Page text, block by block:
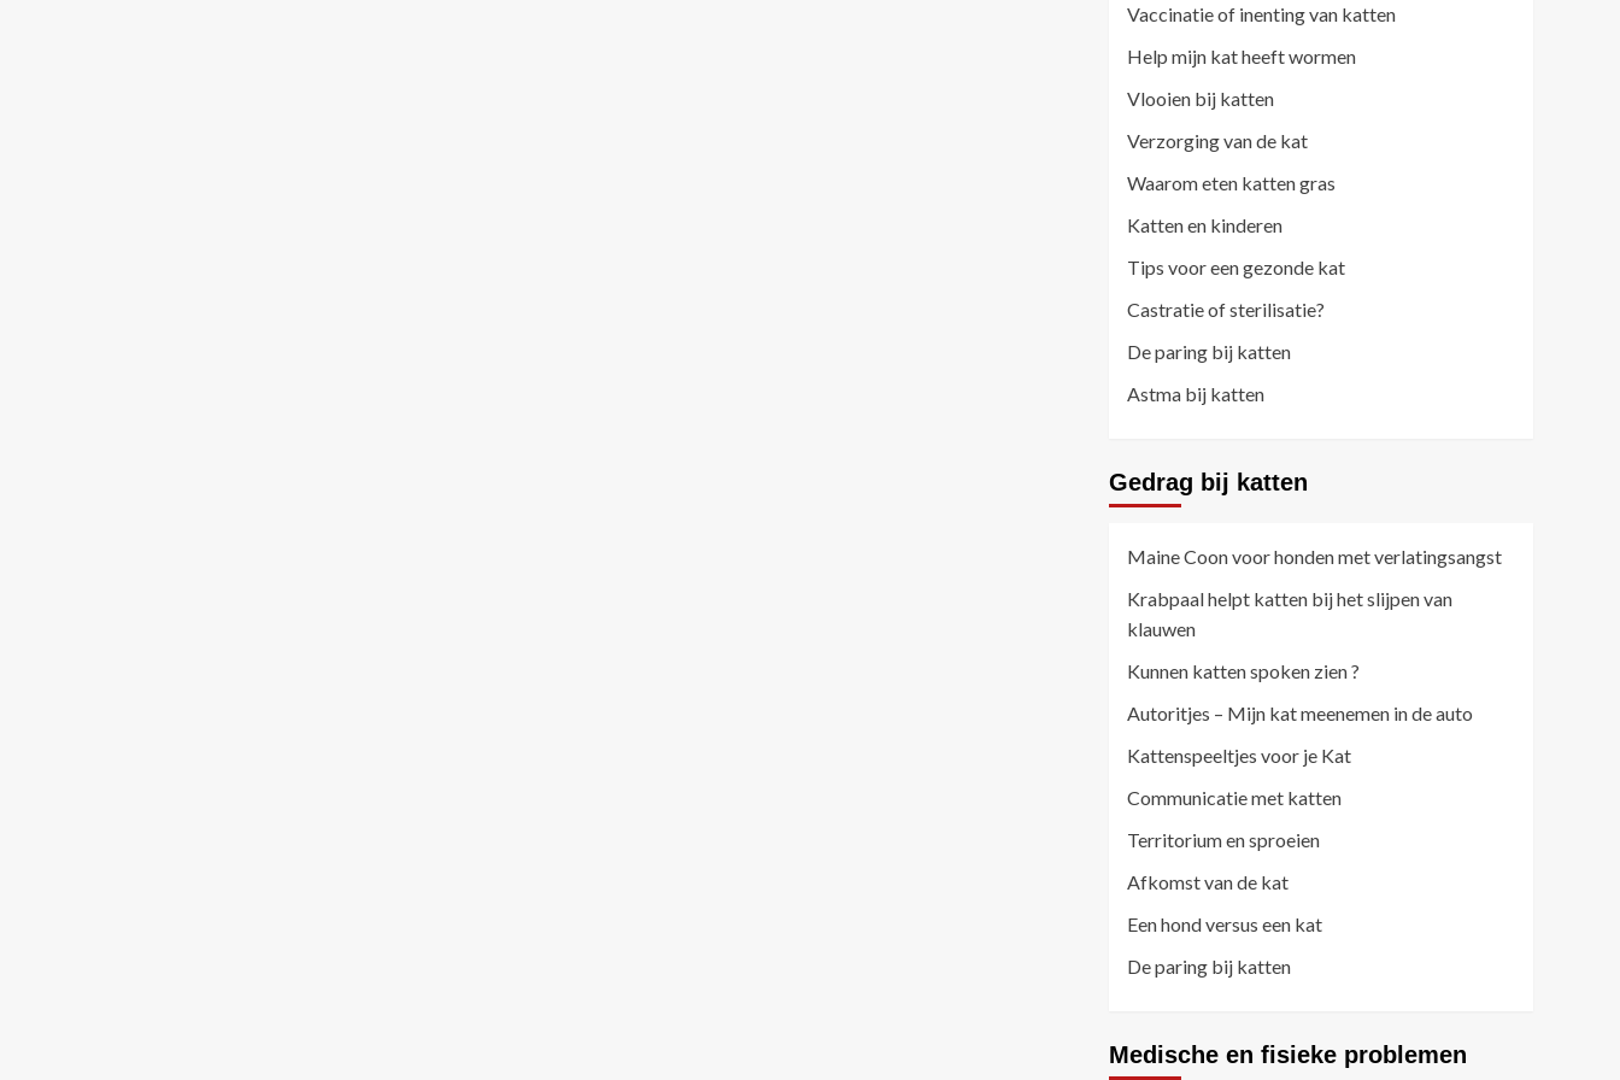
Vaccinatie of inenting van katten
Help mijn kat heeft wormen
Vlooien bij katten
Verzorging van de kat
Waarom eten katten gras
Katten en kinderen
Tips voor een gezonde kat
Castratie of sterilisatie?
De paring bij katten
Astma bij katten
Gedrag bij katten
Maine Coon voor honden met verlatingsangst
Krabpaal helpt katten bij het slijpen van
klauwen
Kunnen katten spoken zien ?
Autoritjes – Mijn kat meenemen in de auto
Kattenspeeltjes voor je Kat
Communicatie met katten
Territorium en sproeien
Afkomst van de kat
Een hond versus een kat
De paring bij katten
Medische en fisieke problemen